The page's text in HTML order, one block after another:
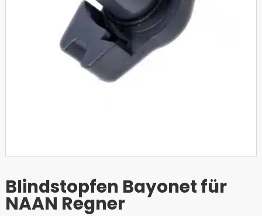
Blindstopfen Bayonet für
NAAN Regner